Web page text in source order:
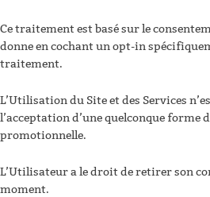
Ce traitement est basé sur le
donne en cochant un opt-in
traitement.
L’Utilisation du Site et des Services
l’acceptation d’une quelconque forme
promotionnelle.
L’Utilisateur a le droit de retirer son
moment.